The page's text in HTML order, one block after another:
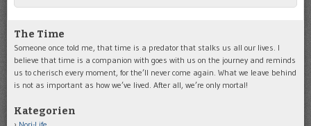
The Time
Someone once told me, that time is a predator that stalks us all our lives. I
believe that time is a companion with goes with us on the journey and reminds
us to cherisch every moment, for the’ll never come again. What we leave behind
is not as important as how we’ve lived. After all, we’re only mortal!
Kategorien